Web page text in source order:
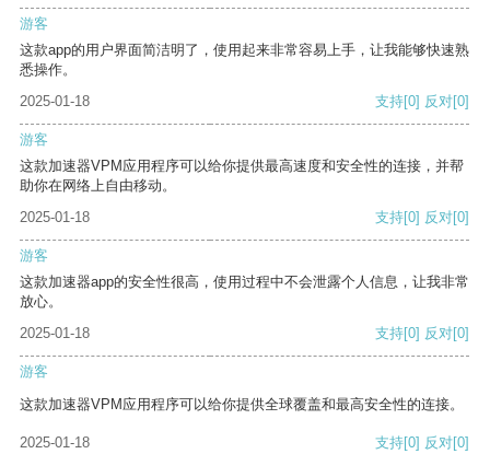
游客
这款app的用户界面简洁明了，使用起来非常容易上手，让我能够快速熟
悉操作。
2025-01-18
支持[0] 反对[0]
游客
这款加速器VPM应用程序可以给你提供最高速度和安全性的连接，并帮
助你在网络上自由移动。
2025-01-18
支持[0] 反对[0]
游客
这款加速器app的安全性很高，使用过程中不会泄露个人信息，让我非常
放心。
2025-01-18
支持[0] 反对[0]
游客
这款加速器VPM应用程序可以给你提供全球覆盖和最高安全性的连接。
2025-01-18 支持[0] 反对[0]